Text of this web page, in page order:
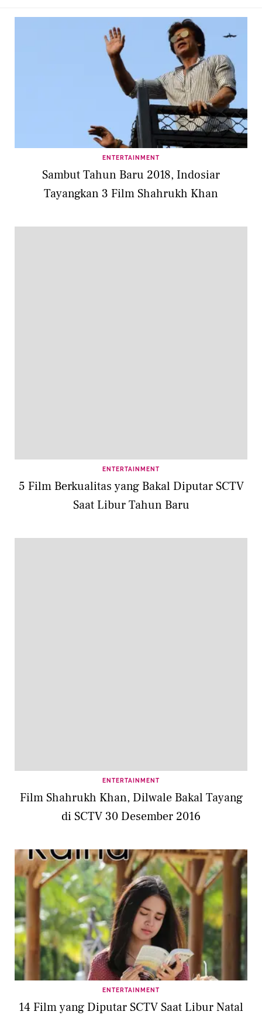
ENTERTAINMENT
Sambut Tahun Baru 2018, Indosiar
Tayangkan 3 Film Shahrukh Khan
ENTERTAINMENT
5 Film Berkualitas yang Bakal Diputar SCTV
Saat Libur Tahun Baru
ENTERTAINMENT
Film Shahrukh Khan, Dilwale Bakal Tayang
di SCTV 30 Desember 2016
ENTERTAINMENT
14 Film yang Diputar SCTV Saat Libur Natal